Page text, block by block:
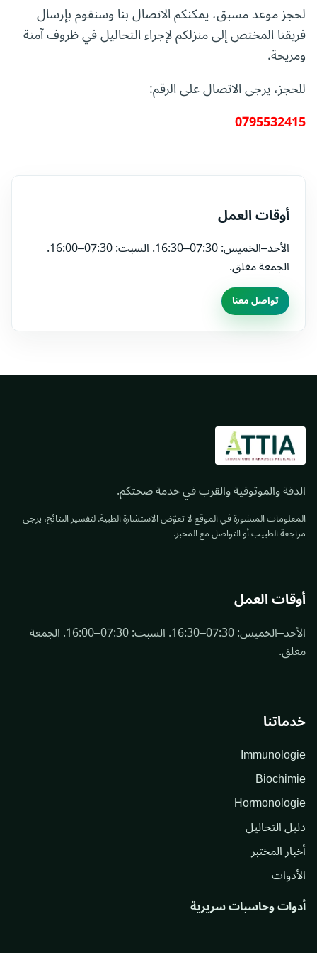
لحجز موعد مسبق، يمكنكم الاتصال بنا وسنقوم بإرسال
فريقنا المختص إلى منزلكم لإجراء التحاليل في ظروف آمنة
ومريحة.
للحجز، يرجى الاتصال على الرقم:
0795532415
أوقات العمل
الأحد–الخميس: 07:30–16:30. السبت: 07:30–16:00.
الجمعة مغلق.
تواصل معنا
الدقة والموثوقية والقرب في خدمة صحتكم.
المعلومات المنشورة في الموقع لا تعوّض الاستشارة الطبية. لتفسير النتائج، يرجى
مراجعة الطبيب أو التواصل مع المخبر.
أوقات العمل
الأحد–الخميس: 07:30–16:30. السبت: 07:30–16:00. الجمعة
مغلق.
خدماتنا
Immunologie
Biochimie
Hormonologie
دليل التحاليل
أخبار المختبر
الأدوات
أدوات وحاسبات سريرية